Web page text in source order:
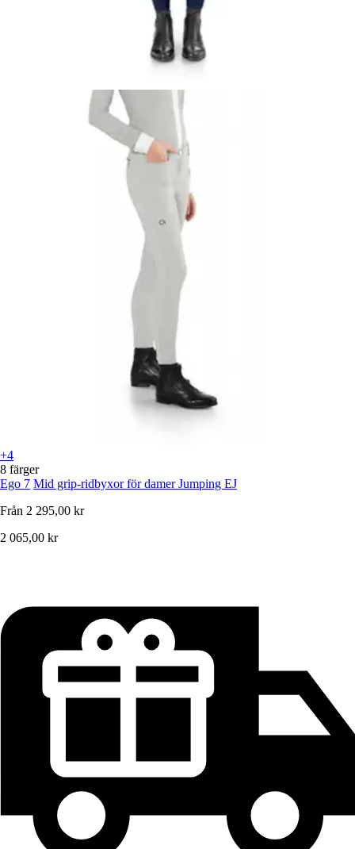
+4
8 färger
Ego 7 Mid grip-ridbyxor för damer Jumping EJ
Från 2 295,00 kr
2 065,00 kr